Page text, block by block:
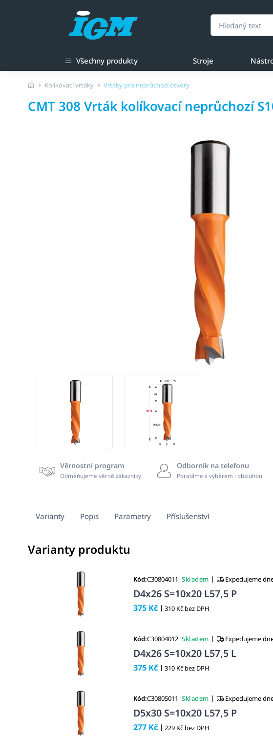
Všechny produkty Stroje
Kolíkovací vrtáky Vrtáky pro neprůchozí otvory
CMT 308 Vrták kolíkovací neprůchozí
Věrnostní program
Odměňujeme věrné zákazníky
Odborník na telefonu
Poradíme s výběrem i obsluhou
Varianty Popis Parametry Příslušenství
Varianty produktu
Kód:C30804011 |Skladem | Expedujeme
D4x26 S=10x20 L57,5 P
375 Kč | 310 Kč bez DPH
Kód:C30804012|Skladem | Expedujeme
D4x26 S=10x20 L57,5 L
375 Kč | 310 Kč bez DPH
Kód:C30805011 |Skladem | Expedujeme
D5x30 S=10x20 L57,5 P
277 Kč | 229 Kč bez DPH